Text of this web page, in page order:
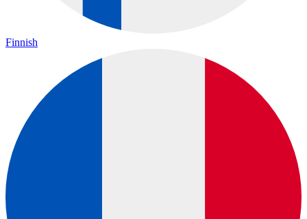
Finnish